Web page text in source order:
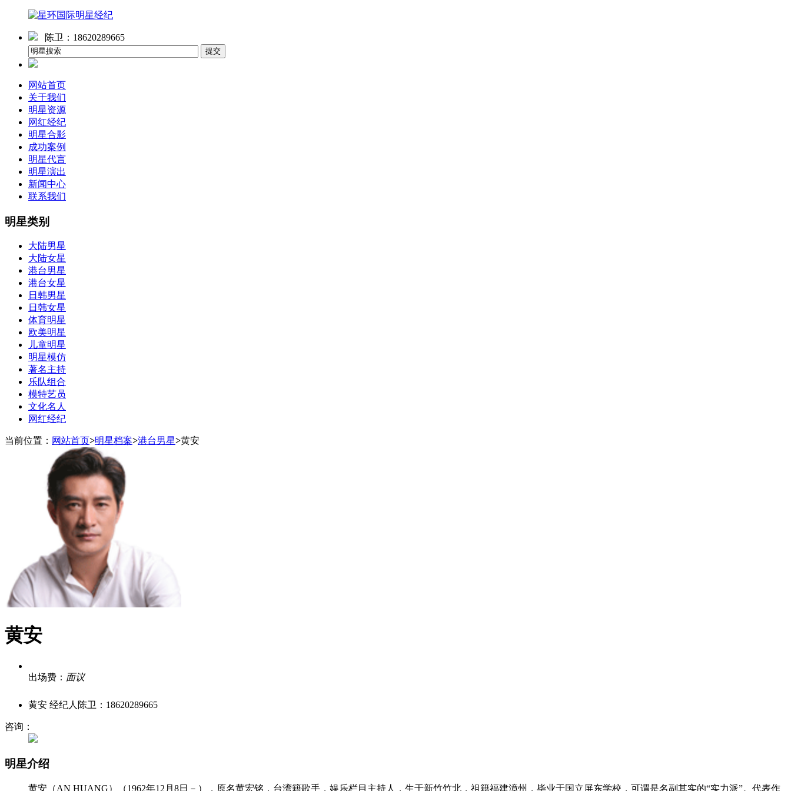
陈卫：18620289665
网站首页
关于我们
明星资源
网红经纪
明星合影
成功案例
明星代言
明星演出
新闻中心
联系我们
明星类别
大陆男星
大陆女星
港台男星
港台女星
日韩男星
日韩女星
体育明星
欧美明星
儿童明星
明星模仿
著名主持
乐队组合
模特艺员
文化名人
网红经纪
当前位置： 网站首页>明星档案>港台男星>黄安
黄安
出场费： 面议
黄安 经纪人陈卫：18620289665
咨询：
明星介绍
黄安（AN HUANG）（1962年12月8日－），原名黄宏铭，台湾籍歌手，娱乐栏目主持人，生于新竹竹北，祖籍福建漳州，毕业于国立屏东学校，可谓是名副其实的“实力派”。代表作